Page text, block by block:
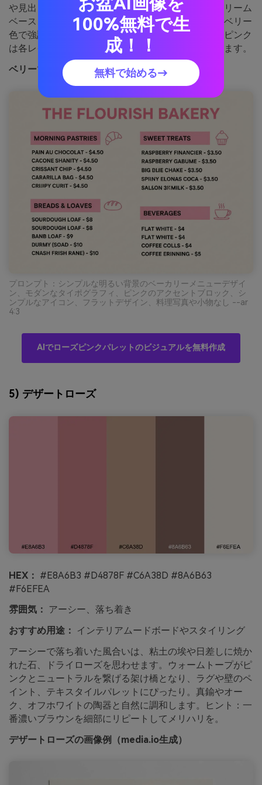
や見出し、価格のハイライトなどに最適で、淡いクリーム
ベースと好バランスです。背景は明るく保ち、濃いベリー
色で強調部分を作りましょう。ヒント：最も明るいピンク
は各レイアウトに一点だけ使うことで印象的になります。
ベリーマカロンの画像例（media.io生成）
プロンプト：シンプルな明るい背景のベーカリーメニューデザイ
ン、モダンなタイポグラフィ、ピンクのアクセントブロック、シ
ンプルなアイコン、フラットデザイン、料理写真や小物なし --ar
4:3
AIでローズピンクパレットのビジュアルを無料作成
5) デザートローズ
HEX： #E8A6B3 #D4878F #C6A38D #8A6B63
#F6EFEA
雰囲気： アーシー、落ち着き
おすすめ用途：
インテリアムードボードやスタイリング
アーシーで落ち着いた風合いは、粘土の埃や日差しに焼か
れた石、ドライローズを思わせます。ウォームトープがピ
ンクとニュートラルを繋げる架け橋となり、ラグや壁のペ
イント、テキスタイルパレットにぴったり。真鍮やオー
ク、オフホワイトの陶器と自然に調和します。ヒント：一
番濃いブラウンを細部にリピートしてメリハリを。
デザートローズの画像例（media.io生成）
100%無料で生
成！！
無料で始める→